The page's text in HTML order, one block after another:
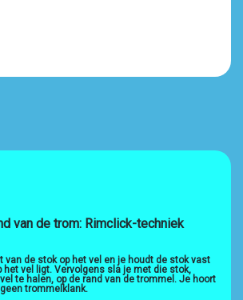
van de trom: Rimclick-techniek
van de stok op het vel en je houdt de stok vast
het vel ligt. Vervolgens sla je met die stok,
te halen, op de rand van de trommel. Je hoort
trommelklank.